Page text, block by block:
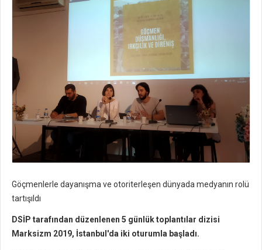
Göçmenlerle dayanışma ve otoriterleşen dünyada medyanın rolü
tartışıldı
DSİP tarafından düzenlenen 5 günlük toplantılar dizisi
Marksizm 2019, İstanbul'da iki oturumla başladı.